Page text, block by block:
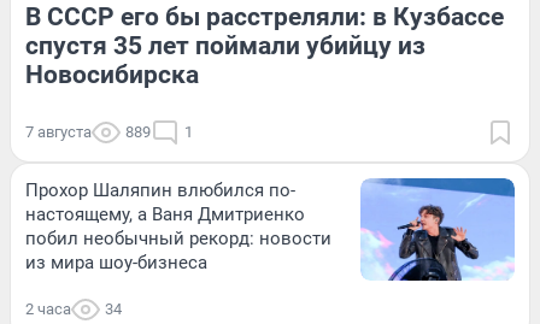
В СССР его бы расстреляли: в Кузбассе
спустя 35 лет поймали убийцу из
Новосибирска
7 августа 889 1
Прохор Шаляпин влюбился по-
настоящему, а Ваня Дмитриенко
побил необычный рекорд: новости
из мира шоу-бизнеса
2 часа 34